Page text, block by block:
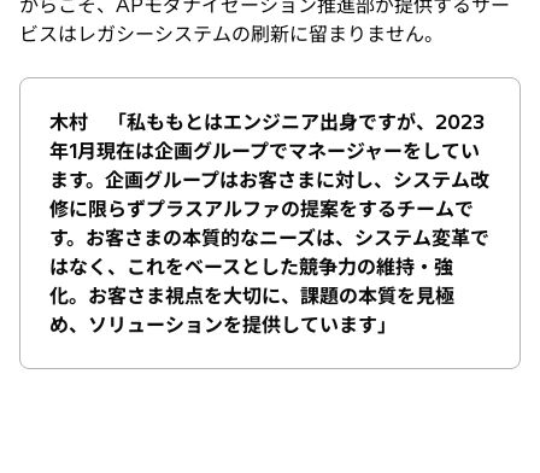
ビスはレガシーシステムの刷新に留まりません。
木村 「私ももとはエンジニア出身ですが、2023
年1月現在は企画グループでマネージャーをしてい
ます。企画グループはお客さまに対し、システム改
修に限らずプラスアルファの提案をするチームで
す。お客さまの本質的なニーズは、システム変革で
はなく、これをベースとした競争力の維持・強
化。お客さま視点を大切に、課題の本質を見極
め、ソリューションを提供しています」